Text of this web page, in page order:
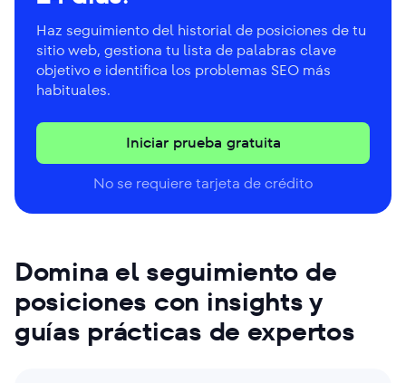
Haz seguimiento del historial de posiciones de tu
sitio web, gestiona tu lista de palabras clave
objetivo e identifica los problemas SEO más
habituales.
Iniciar prueba gratuita
No se requiere tarjeta de crédito
Domina el seguimiento de
posiciones con insights y
guías prácticas de expertos